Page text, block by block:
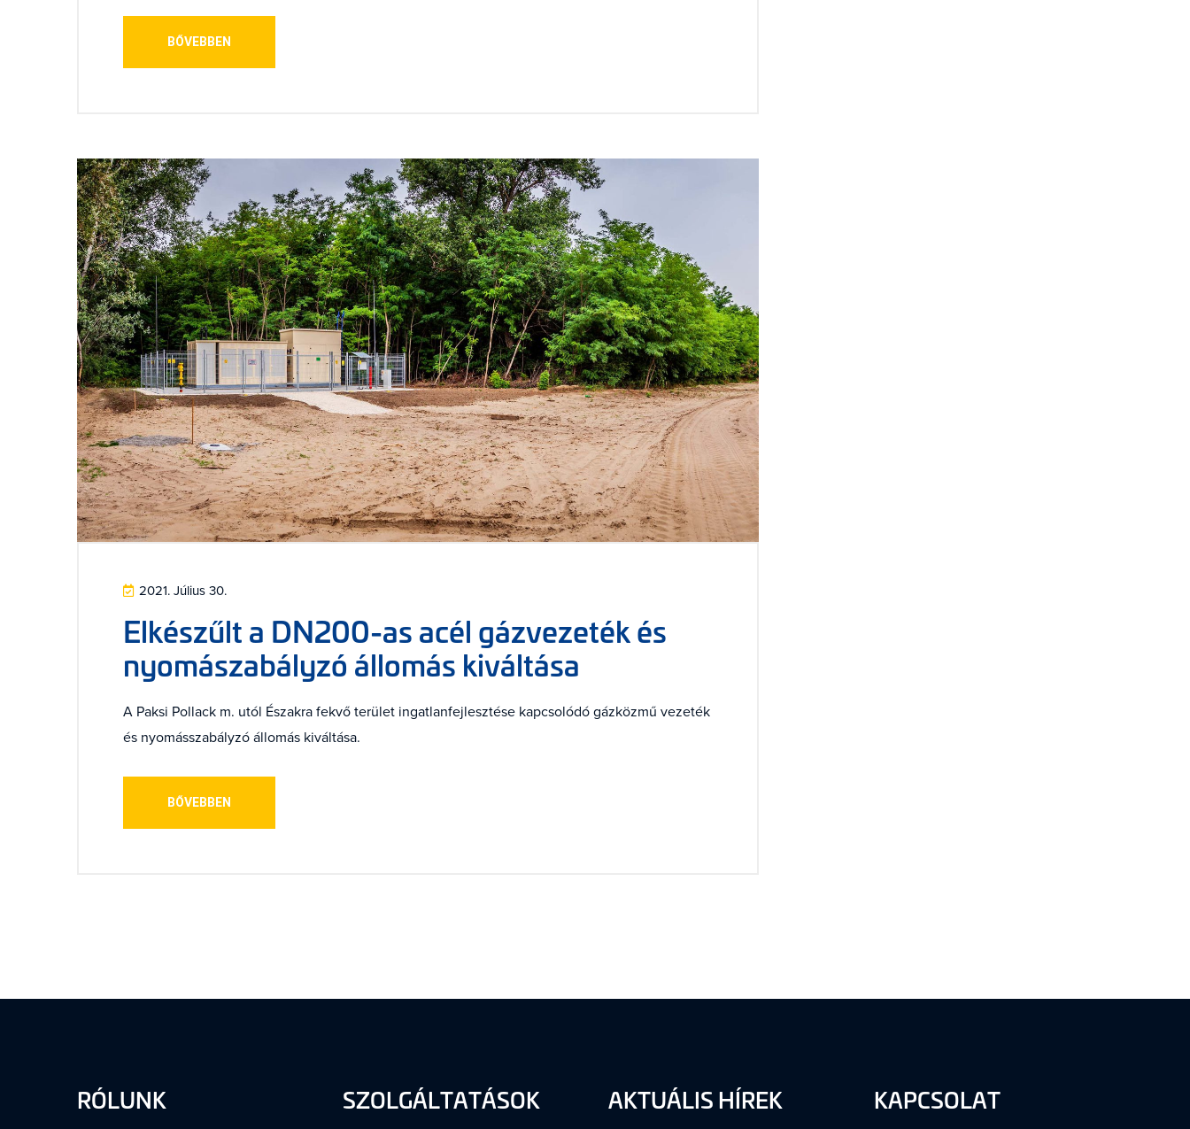
BŐVEBBEN
2021. Július 30.
Elkészűlt a DN200-as acél gázvezeték és
nyomászabályzó állomás kiváltása
A Paksi Pollack m. utól Északra fekvő terület ingatlanfejlesztése kapcsolódó gázközmű vezeték
és nyomásszabályzó állomás kiváltása.
BŐVEBBEN
RÓLUNK SZOLGÁLTATÁSOK AKTUÁLIS HÍREK KAPCSOLAT